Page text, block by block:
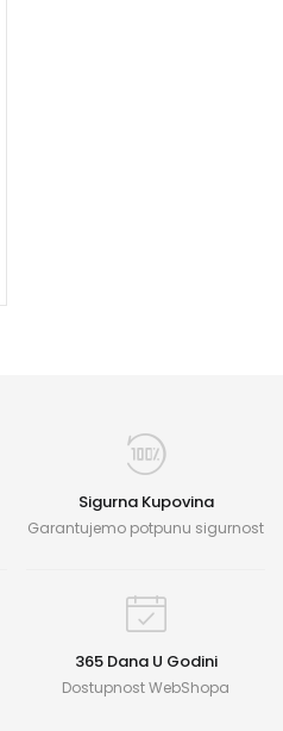
Sigurna Kupovina
Garantujemo potpunu sigurnost
365 Dana U Godini
Dostupnost WebShopa